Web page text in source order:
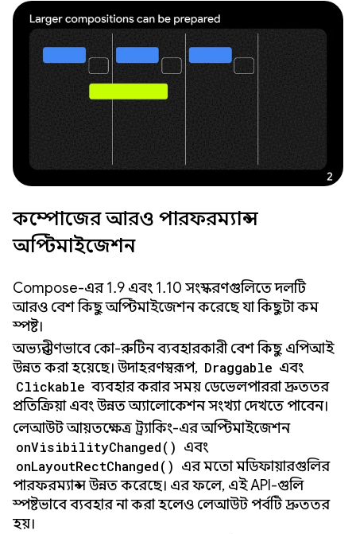
কম্পোজের আরও পারফরম্যান্স
অপ্টিমাইজেশন
Compose-এর 1.9 এবং 1.10 সংস্করণগুলিতে দলটি
আরও বেশ কিছু অপ্টিমাইজেশন করেছে যা কিছুটা কম
স্পষ্ট।
অভ্যন্তরীণভাবে কো-রুটিন ব্যবহারকারী বেশ কিছু এপিআই
উন্নত করা হয়েছে। উদাহরণস্বরূপ, Draggable এবং
Clickable ব্যবহার করার সময় ডেভেলপাররা দ্রুততর
প্রতিক্রিয়া এবং উন্নত অ্যালোকেশন সংখ্যা দেখতে পাবেন।
লেআউট আয়তক্ষেত্র ট্র্যাকিং-এর অপ্টিমাইজেশন
onVisibilityChanged() এবং
onLayoutRectChanged() এর মতো মডিফায়ারগুলির
পারফরম্যান্স উন্নত করেছে। এর ফলে, এই API-গুলি
স্পষ্টভাবে ব্যবহার না করা হলেও লেআউট পর্বটি দ্রুততর
হয়।